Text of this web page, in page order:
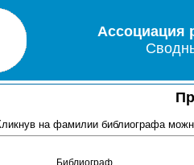
Ассоциация
на фамилии библиографа
Библиограф